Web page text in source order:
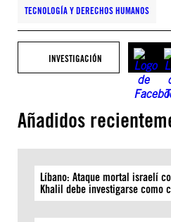
TECNOLOGÍA Y DERECHOS HUMANOS
INVESTIGACIÓN
Añadidos
Líbano: Ataque mortal israelí
Khalil debe investigarse como